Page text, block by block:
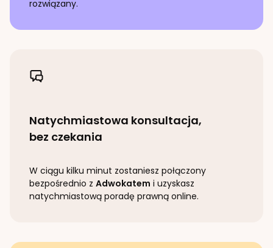
rozwiązany.
Natychmiastowa konsultacja,
bez czekania
W ciągu kilku minut zostaniesz połączony
bezpośrednio z Adwokatem i uzyskasz
natychmiastową poradę prawną online.